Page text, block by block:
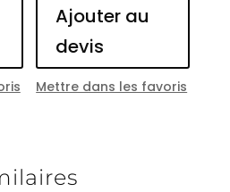
Ajouter au
devis
Mettre dans les favoris